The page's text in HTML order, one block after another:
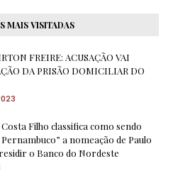
MAIS VISITADAS
FREIRE: ACUSAÇÃO VAI
DA PRISÃO DOMICILIAR DO
Filho classifica como sendo
a nomeação de Paulo
o Banco do Nordeste